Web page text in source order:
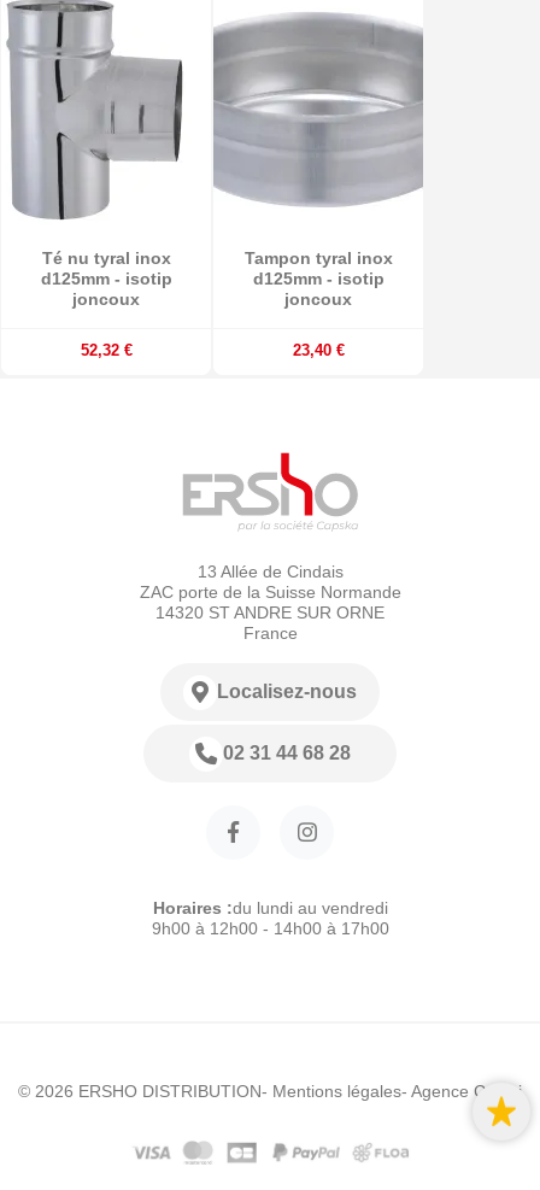
Té nu tyral inox
d125mm - isotip
joncoux
52,32 €
Tampon tyral inox
d125mm - isotip
joncoux
23,40 €
13 Allée de Cindais
ZAC porte de la Suisse Normande
14320 ST ANDRE SUR ORNE
France
Localisez-nous
02 31 44 68 28
Horaires :du lundi au vendredi
9h00 à 12h00 - 14h00 à 17h00
© 2026 ERSHO DISTRIBUTION- Mentions légales- Agence Colibri